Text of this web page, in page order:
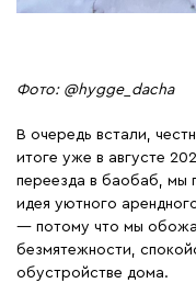
Фото: @hygge_dacha
В очередь встали,
итоге уже в августе
переезда в баобаб, мы
идея уютного
— потому что мы
безмятежности,
обустройстве дома.